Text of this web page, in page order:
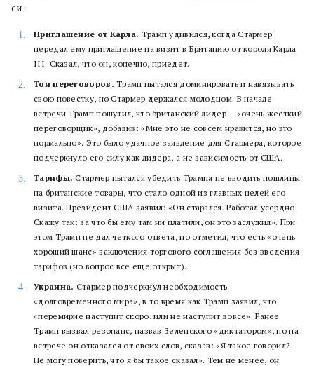
си:
Приглашение от Карла. Трамп удивился, когда Стармер
передал ему приглашение на визит в Британию от короля Карла
III. Сказал, что он, конечно, приедет.
Тон переговоров.Трамп пытался доминировать и навязывать
свою повестку, но Стармер держался молодцом. В начале
встречи Трамп пошутил, что британский лидер – «очень жесткий
переговорщик», добавив: «Мне это не совсем нравится, но это
нормально». Это было удачное заявление для Стармера, которое
подчеркнуло его силу как лидера, а не зависимость от США.
Тарифы. Стармер пытался убедить Трампа не вводить пошлины
на британские товары, что стало одной из главных целей его
визита. Президент США заявил: «Он старался. Работал усердно.
Скажу так: за что бы ему там ни платили, он это заслужил». При
этом Трамп не дал четкого ответа, но отметил, что есть «очень
хороший шанс» заключения торгового соглашения без введения
тарифов (но вопрос все еще открыт).
Украина. Стармер подчеркнул необходимость
«долговременного мира», в то время как Трамп заявил, что
«перемирие наступит скоро, или не наступит вовсе». Ранее
Трамп вызвал резонанс, назвав Зеленского «диктатором», но на
встрече он отказался от своих слов, сказав: «Я такое говорил?
Не могу поверить, что я бы такое сказал». Тем не менее, он